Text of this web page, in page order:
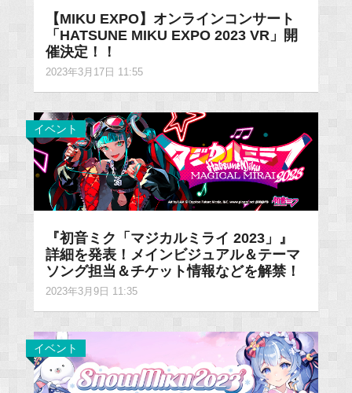
【MIKU EXPO】オンラインコンサート
「HATSUNE MIKU EXPO 2023 VR」開
催決定！！
2023年3月17日 11:55
イベント
『初音ミク「マジカルミライ 2023」』
詳細を発表！メインビジュアル＆テーマ
ソング担当＆チケット情報などを解禁！
2023年3月9日 11:35
イベント